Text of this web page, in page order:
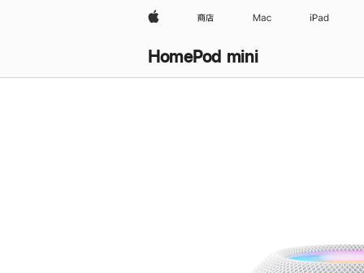
Apple 商店 Mac iPad
HomePod mini